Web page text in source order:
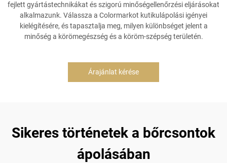
fejlett gyártástechnikákat és szigorú minőségellenőrzési eljárásokat
alkalmazunk. Válassza a Colormarkot kutikulápolási igényei
kielégítésére, és tapasztalja meg, milyen különbséget jelent a
minőség a körömegészség és a köröm-szépség területén.
Árajánlat kérése
Sikeres történetek a bőrcsontok
ápolásában